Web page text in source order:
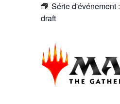
Série d'événement :
draft